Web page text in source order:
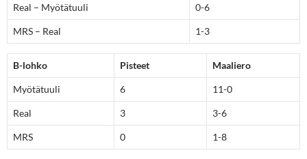
Real – Myötätuuli 0-6
MRS – Real 1-3
B-lohko Pisteet Maaliero
Myötätuuli 6 11-0
Real 3 3-6
MRS 0 1-8